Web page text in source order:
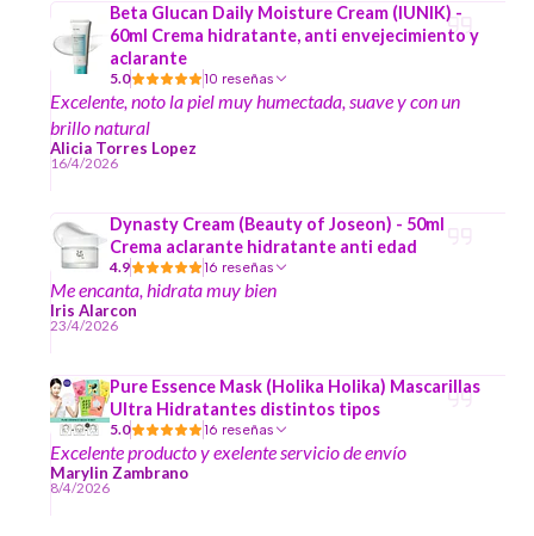
Beta Glucan Daily Moisture Cream (IUNIK) -
60ml Crema hidratante, anti envejecimiento y
aclarante
5.0 10 reseñas
Excelente, noto la piel muy humectada, suave y con un
brillo natural
Alicia Torres Lopez
16/4/2026
Dynasty Cream (Beauty of Joseon) - 50ml
Crema aclarante hidratante anti edad
4.9 16 reseñas
Me encanta, hidrata muy bien
Iris Alarcon
23/4/2026
Pure Essence Mask (Holika Holika) Mascarillas
Ultra Hidratantes distintos tipos
5.0 16 reseñas
Excelente producto y exelente servicio de envío
Marylin Zambrano
8/4/2026